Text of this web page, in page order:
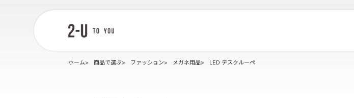
ホーム 商品で選ぶ ファッション メガネ用品 LED デスクルーペ